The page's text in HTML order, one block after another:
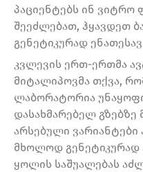
პაციენტებს ინ ვიტრო
შეეძლებათ, ჰყავდეთ
გენეტიკურად
კვლევის ერთ-ერთმა
მიტალიპოვმა თქვა,
ლაბორატორია
დასახმარებელ გზებზე
არსებული ვარიანტები
მხოლოდ გენეტიკურად
ყოლის საშუალებას